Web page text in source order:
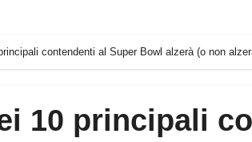
contendenti al Super Bowl alzerà (o non
10 principali